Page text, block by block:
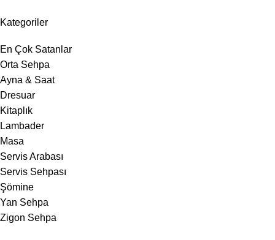
Kategoriler
En Çok Satanlar
Orta Sehpa
Ayna & Saat
Dresuar
Kitaplık
Lambader
Masa
Servis Arabası
Servis Sehpası
Şömine
Yan Sehpa
Zigon Sehpa